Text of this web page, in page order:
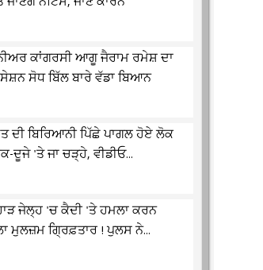
ਕਾਂਗਰਸੀ ਆਗੂ ਜੈਰਾਮ ਰਮੇਸ਼ ਦਾ
ਸੋਧ ਬਿੱਲ ਬਾਰੇ ਵੱਡਾ ਬਿਆਨ
ਦੀ ਬਿਰਿਆਨੀ ਪਿੱਛੇ ਪਾਗਲ ਹੋਏ ਲੋਕ
ਦੂਜੇ 'ਤੇ ਜਾ ਚੜ੍ਹੇ, ਵੀਡੀਓ...
ਜੇਲ੍ਹ 'ਚ ਕੈਦੀ 'ਤੇ ਹਮਲਾ ਕਰਨ
ਮੁਲਜ਼ਮ ਗ੍ਰਿਫ਼ਤਾਰ ! ਪੁਲਸ ਨੇ...